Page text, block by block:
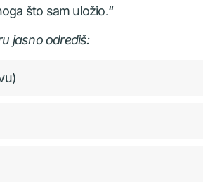
što sam uložio.“
jasno odrediš: